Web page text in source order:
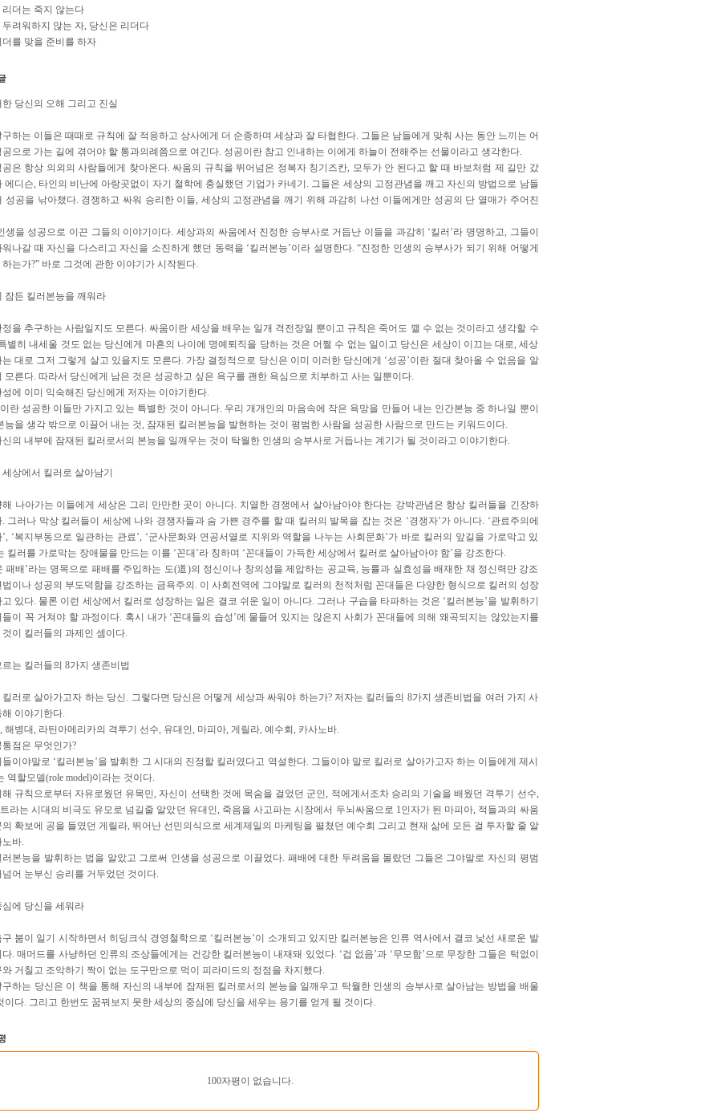
리더는 죽지 않는다
두려워하지 않는 자, 당신은 리더다
더를 맞을 준비를 하자
한 당신의 오해 그리고 진실
구하는 이들은 때때로 규칙에 잘 적응하고 상사에게 더 순종하며 세상과 잘 타협한다. 그들은 남들에게 맞춰 사는 동안 느끼는 어
공으로 가는 길에 겪어야 할 통과의례쯤으로 여긴다. 성공이란 참고 인내하는 이에게 하늘이 전해주는 선물이라고 생각한다.
공은 항상 의외의 사람들에게 찾아온다. 싸움의 규칙을 뛰어넘은 정복자 칭기즈칸, 모두가 안 된다고 할 때 바보처럼 제 길만 갔
에디슨, 타인의 비난에 아랑곳없이 자기 철학에 충실했던 기업가 카네기. 그들은 세상의 고정관념을 깨고 자신의 방법으로 남들
성공을 낚아챘다. 경쟁하고 싸워 승리한 이들, 세상의 고정관념을 깨기 위해 과감히 나선 이들에게만 성공의 단 열매가 주어진
생을 성공으로 이끈 그들의 이야기이다. 세상과의 싸움에서 진정한 승부사로 거듭난 이들을 과감히 ‘킬러’라 명명하고, 그들이
나갈 때 자신을 다스리고 자신을 소진하게 했던 동력을 ‘킬러본능’이라 설명한다. “진정한 인생의 승부사가 되기 위해 어떻게
는가?” 바로 그것에 관한 이야기가 시작된다.
잠든 킬러본능을 깨워라
정을 추구하는 사람일지도 모른다. 싸움이란 세상을 배우는 일개 격전장일 뿐이고 규칙은 죽어도 깰 수 없는 것이라고 생각할 수
별히 내세울 것도 없는 당신에게 마흔의 나이에 명예퇴직을 당하는 것은 어쩔 수 없는 일이고 당신은 세상이 이끄는 대로, 세상
는 대로 그저 그렇게 살고 있을지도 모른다. 가장 결정적으로 당신은 이미 이러한 당신에게 ‘성공’이란 절대 찾아올 수 없음을 알
모른다. 따라서 당신에게 남은 것은 성공하고 싶은 욕구를 괜한 욕심으로 치부하고 사는 일뿐이다.
에 이미 익숙해진 당신에게 저자는 이야기한다.
란 성공한 이들만 가지고 있는 특별한 것이 아니다. 우리 개개인의 마음속에 작은 욕망을 만들어 내는 인간본능 중 하나일 뿐이
능을 생각 밖으로 이끌어 내는 것, 잠재된 킬러본능을 발현하는 것이 평범한 사람을 성공한 사람으로 만드는 키워드이다.
신의 내부에 잠재된 킬러로서의 본능을 일깨우는 것이 탁월한 인생의 승부사로 거듭나는 계기가 될 것이라고 이야기한다.
상에서 킬러로 살아남기
해 나아가는 이들에게 세상은 그리 만만한 곳이 아니다. 치열한 경쟁에서 살아남아야 한다는 강박관념은 항상 킬러들을 긴장하
그러나 막상 킬러들이 세상에 나와 경쟁자들과 숨 가쁜 경주를 할 때 킬러의 발목을 잡는 것은 ‘경쟁자’가 아니다. ‘관료주의에
’, ‘복지부동으로 일관하는 관료’, ‘군사문화와 연공서열로 지위와 역할을 나누는 사회문화’가 바로 킬러의 앞길을 가로막고 있
킬러를 가로막는 장애물을 만드는 이를 ‘꼰대’라 칭하며 ‘꼰대들이 가득한 세상에서 킬러로 살아남아야 함’을 강조한다.
패배’라는 명목으로 패배를 주입하는 도(道)의 정신이나 창의성을 제압하는 공교육, 능률과 실효성을 배재한 채 정신력만 강조
이나 성공의 부도덕함을 강조하는 금욕주의. 이 사회전역에 그야말로 킬러의 천적처럼 꼰대들은 다양한 형식으로 킬러의 성장
고 있다. 물론 이런 세상에서 킬러로 성장하는 일은 결코 쉬운 일이 아니다. 그러나 구습을 타파하는 것은 ‘킬러본능’을 발휘하기
들이 꼭 거쳐야 할 과정이다. 혹시 내가 ‘꼰대들의 습성’에 물들어 있지는 않은지 사회가 꼰대들에 의해 왜곡되지는 않았는지를
이 킬러들의 과제인 셈이다.
는 킬러들의 8가지 생존비법
킬러로 살아가고자 하는 당신. 그렇다면 당신은 어떻게 세상과 싸워야 하는가? 저자는 킬러들의 8가지 생존비법을 여러 가지 사
이야기한다.
해병대, 라틴아메리카의 격투기 선수, 유대인, 마피아, 게릴라, 예수회, 카사노바.
점은 무엇인가?
들이야말로 ‘킬러본능’을 발휘한 그 시대의 진정할 킬러였다고 역설한다. 그들이야 말로 킬러로 살아가고자 하는 이들에게 제시
역할모델(role model)이라는 것이다.
해 규칙으로부터 자유로웠던 유목민, 자신이 선택한 것에 목숨을 걸었던 군인, 적에게서조차 승리의 기술을 배웠던 격투기 선수,
라는 시대의 비극도 유모로 넘길줄 알았던 유대인, 죽음을 사고파는 시장에서 두뇌싸움으로 1인자가 된 마피아, 적들과의 싸움
의 확보에 공을 들였던 게릴라, 뛰어난 선민의식으로 세계제일의 마케팅을 펼쳤던 예수회 그리고 현재 삶에 모든 걸 투자할 줄 알
노바.
러본능을 발휘하는 법을 알았고 그로써 인생을 성공으로 이끌었다. 패배에 대한 두려움을 몰랐던 그들은 그야말로 자신의 평범
넘어 눈부신 승리를 거두었던 것이다.
에 당신을 세워라
구 붐이 일기 시작하면서 히딩크식 경영철학으로 ‘킬러본능’이 소개되고 있지만 킬러본능은 인류 역사에서 결코 낯선 새로운 발
다. 매머드를 사냥하던 인류의 조상들에게는 건강한 킬러본능이 내재돼 있었다. ‘겁 없음’과 ‘무모함’으로 무장한 그들은 턱없이
와 거칠고 조악하기 짝이 없는 도구만으로 먹이 피라미드의 정점을 차지했다.
구하는 당신은 이 책을 통해 자신의 내부에 잠재된 킬러로서의 본능을 일깨우고 탁월한 인생의 승부사로 살아남는 방법을 배울
이다. 그리고 한번도 꿈꿔보지 못한 세상의 중심에 당신을 세우는 용기를 얻게 될 것이다.